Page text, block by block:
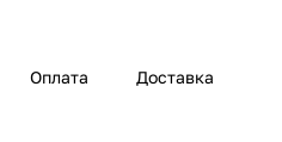
Оплата Доставка